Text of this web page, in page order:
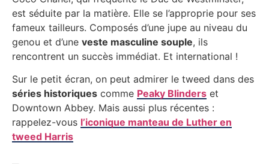
est séduite par la matière. Elle se l’approprie pour ses
fameux tailleurs. Composés d’une jupe au niveau du
genou et d’une veste masculine souple, ils
rencontrent un succès immédiat. Et international !
Sur le petit écran, on peut admirer le tweed dans des
séries historiques comme Peaky Blinders et
Downtown Abbey. Mais aussi plus récentes :
rappelez-vous l’iconique manteau de Luther en
tweed Harris